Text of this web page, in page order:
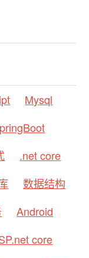
Mysql
.net core
数据结构
Android
core